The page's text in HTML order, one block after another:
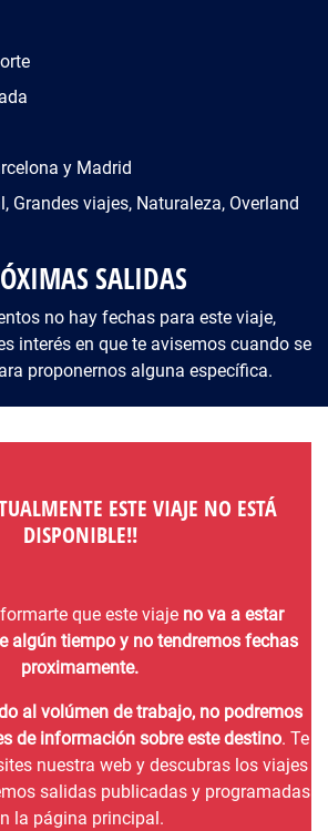
y Madrid
Grandes viajes, Naturaleza, Overland
SALIDAS
no hay fechas para este viaje,
interés en que te avisemos cuando se
proponernos alguna específica.
ESTE VIAJE NO ESTÁ
DISPONIBLE!!
que este viaje no va a estar
algún tiempo y no tendremos fechas
proximamente.
al volúmen de trabajo, no podremos
de información sobre este destino. Te
nuestra web y descubras los viajes
salidas publicadas y programadas
la página principal.